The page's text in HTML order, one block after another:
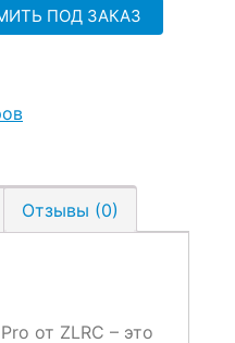
ПОД ЗАКАЗ
Отзывы (0)
от ZLRC – это